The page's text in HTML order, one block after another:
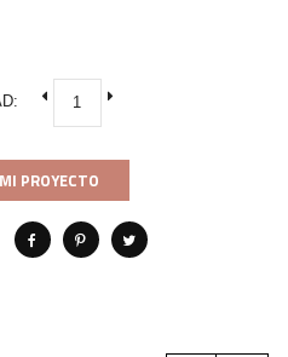
PROYECTO